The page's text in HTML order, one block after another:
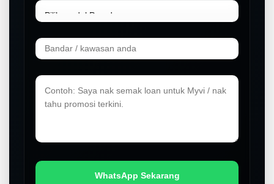
WhatsApp Sekarang